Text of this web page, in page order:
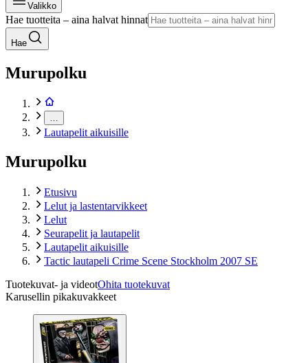
Valikko
Hae tuotteita – aina halvat hinnat
Hae
Murupolku
Lautapelit aikuisille
Murupolku
Etusivu
Lelut ja lastentarvikkeet
Lelut
Seurapelit ja lautapelit
Lautapelit aikuisille
Tactic lautapeli Crime Scene Stockholm 2007 SE
Tuotekuvat- ja videotOhita tuotekuvat
Karusellin pikakuvakkeet